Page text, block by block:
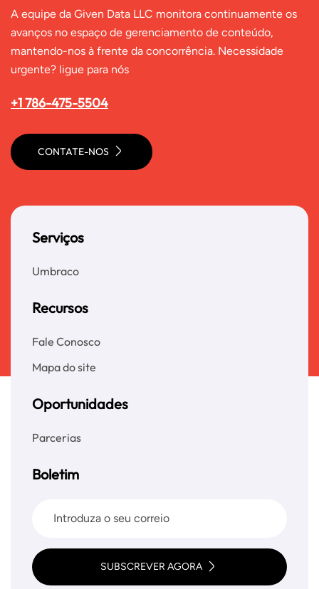
A equipe da Given Data LLC monitora continuamente os
avanços no espaço de gerenciamento de conteúdo,
mantendo-nos à frente da concorrência. Necessidade
urgente? ligue para nós
+1 786-475-5504
CONTATE-NOS
Serviços
Umbraco
Recursos
Fale Conosco
Mapa do site
Oportunidades
Parcerias
Boletim
SUBSCREVER AGORA